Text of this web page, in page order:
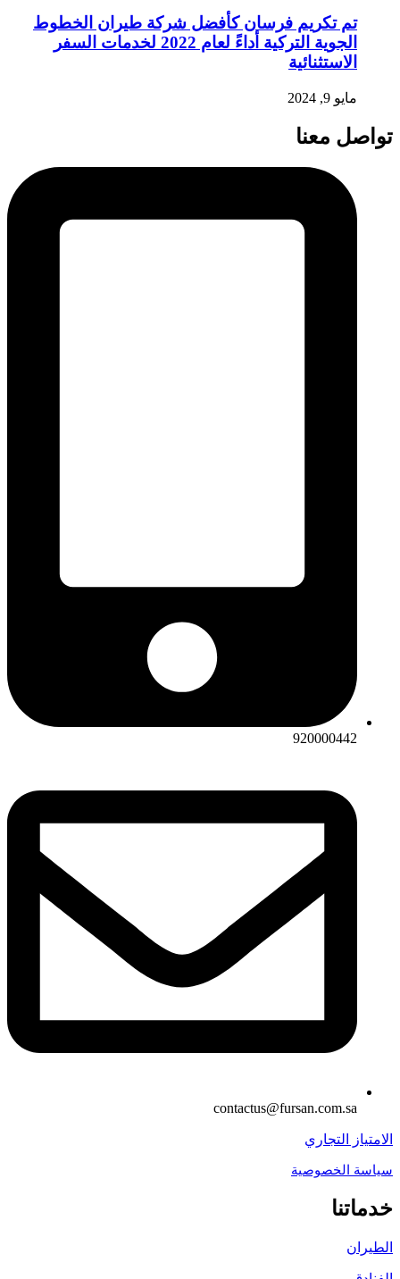
تم تكريم فرسان كأفضل شركة طيران الخطوط
الجوية التركية أداءً لعام 2022 لخدمات السفر
الاستثنائية
مايو 9, 2024
تواصل معنا
920000442
contactus@fursan.com.sa
الامتياز التجاري
سياسة الخصوصية
خدماتنا
الطيران